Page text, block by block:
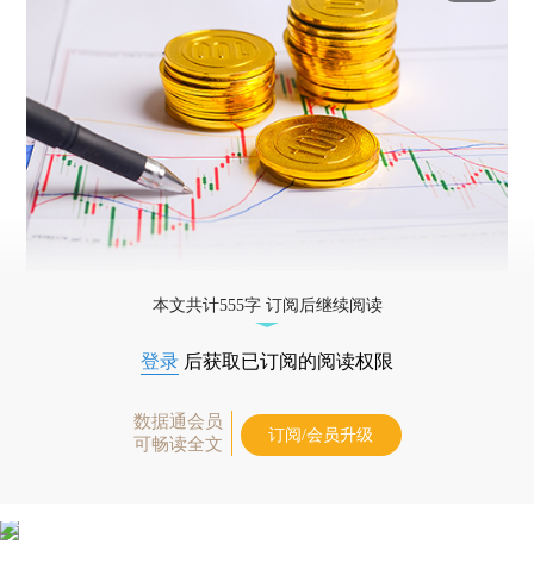
本文共计555字 订阅后继续阅读
登录 后获取已订阅的阅读权限
数据通会员
可畅读全文
订阅/会员升级